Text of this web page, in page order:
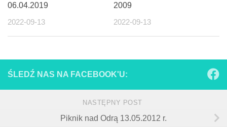
06.04.2019
2022-09-13
2009
2022-09-13
ŚLEDŹ NAS NA FACEBOOK'U:
NASTĘPNY POST
Piknik nad Odrą 13.05.2012 r.